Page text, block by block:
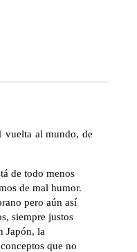
vuelta al mundo, de
de todo menos
de mal humor.
pero aún así
siempre justos
Japón, la
que no